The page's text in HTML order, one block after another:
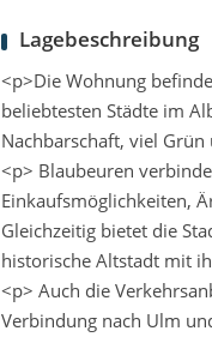
Lagebeschreibung
<p>Die Wohnung
beliebtesten Städte im
Nachbarschaft, viel
<p> Blaubeuren
Einkaufsmöglichkeiten,
Gleichzeitig bietet die
historische Altstadt mit
<p> Auch die
Verbindung nach Ulm